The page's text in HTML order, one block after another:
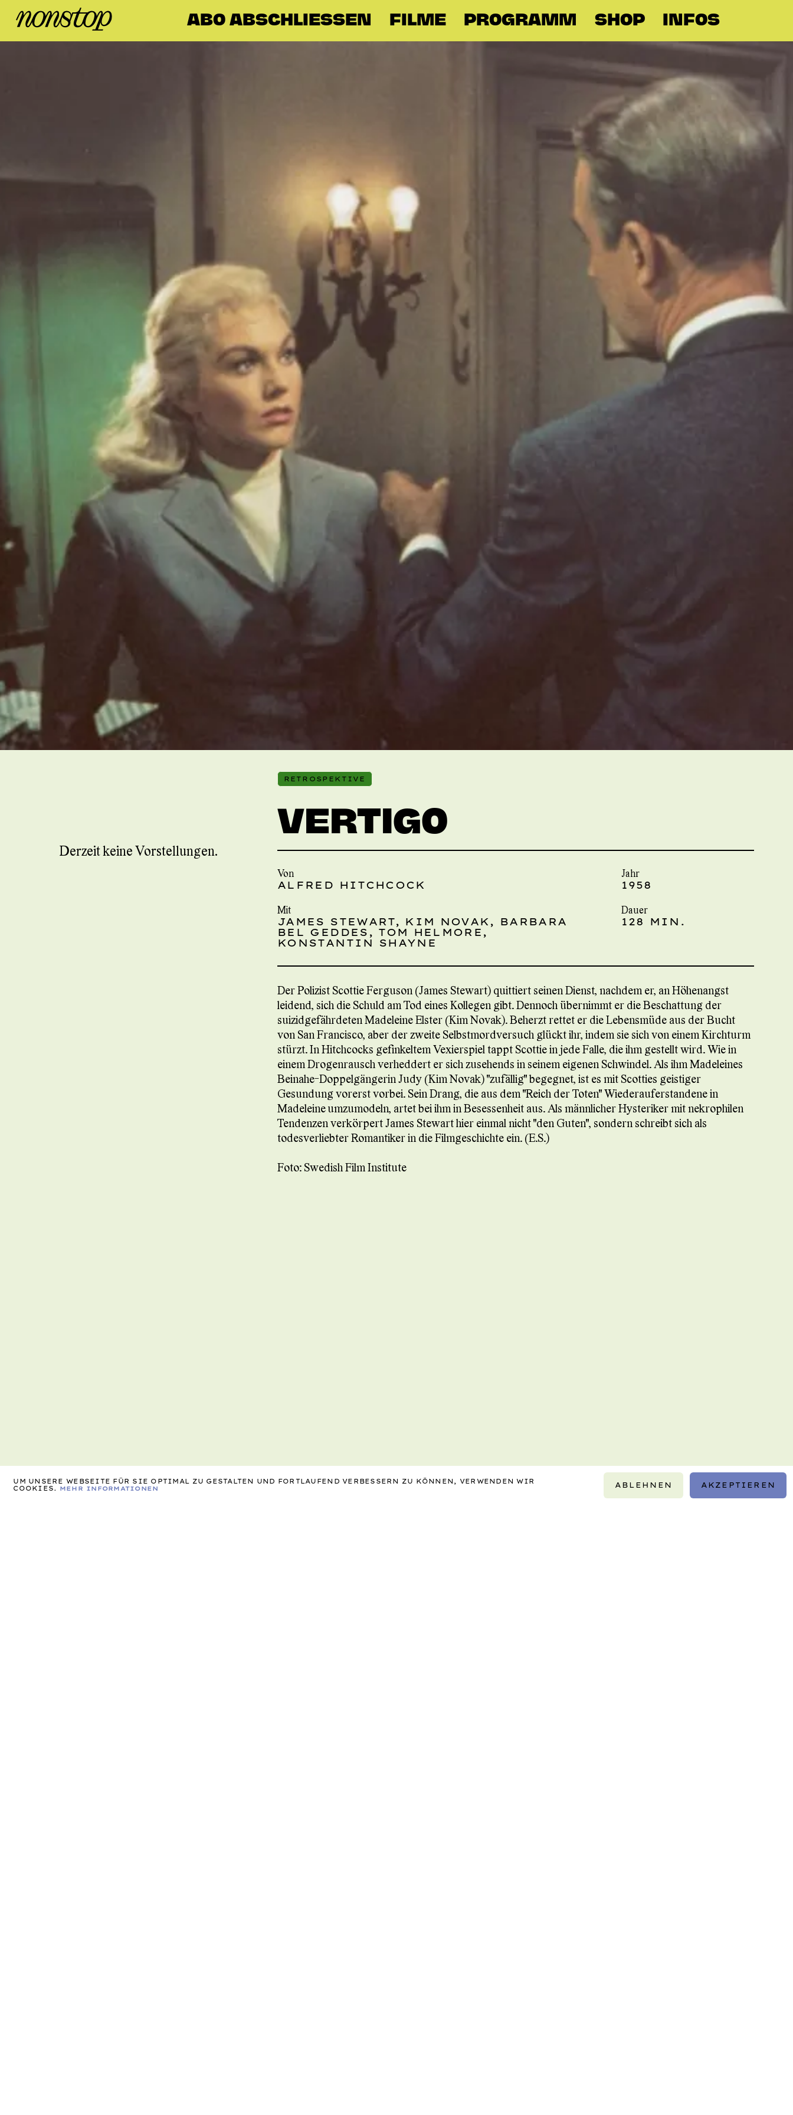
ABO ABSCHLIESSEN FILME PROGRAMM SHOP INFOS
Derzeit keine Vorstellungen.
RETROSPEKTIVE
VERTIGO
Von
ALFRED HITCHCOCK
Mit
JAMES STEWART, KIM NOVAK, BARBARA
BEL GEDDES, TOM HELMORE,
KONSTANTIN SHAYNE
Jahr
1958
Dauer
128 MIN.
Der Polizist Scottie Ferguson (James Stewart) quittiert seinen Dienst, nachdem er, an Höhenangst
leidend, sich die Schuld am Tod eines Kollegen gibt. Dennoch übernimmt er die Beschattung der
suizidgefährdeten Madeleine Elster (Kim Novak). Beherzt rettet er die Lebensmüde aus der Bucht
von San Francisco, aber der zweite Selbstmordversuch glückt ihr, indem sie sich von einem Kirchturm
stürzt. In Hitchcocks gefinkeltem Vexierspiel tappt Scottie in jede Falle, die ihm gestellt wird. Wie in
einem Drogenrausch verheddert er sich zusehends in seinem eigenen Schwindel. Als ihm Madeleines
Beinahe-Doppelgängerin Judy (Kim Novak) "zufällig" begegnet, ist es mit Scotties geistiger
Gesundung vorerst vorbei. Sein Drang, die aus dem "Reich der Toten" Wiederauferstandene in
Madeleine umzumodeln, artet bei ihm in Besessenheit aus. Als männlicher Hysteriker mit nekrophilen
Tendenzen verkörpert James Stewart hier einmal nicht "den Guten", sondern schreibt sich als
todesverliebter Romantiker in die Filmgeschichte ein. (E.S.)
Foto: Swedish Film Institute
UM UNSERE WEBSEITE FÜR SIE OPTIMAL ZU GESTALTEN UND FORTLAUFEND VERBESSERN ZU KÖNNEN, VERWENDEN WIR
COOKIES. MEHR INFORMATIONEN ABLEHNEN AKZEPTIEREN